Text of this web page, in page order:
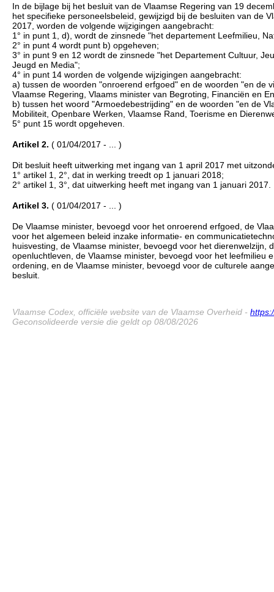
In de bijlage bij het besluit van de Vlaamse Regering van 19
het specifieke personeelsbeleid, gewijzigd bij de besluiten van de
2017, worden de volgende wijzigingen aangebracht:
1° in punt 1, d), wordt de zinsnede "het departement Leefmilieu,
2° in punt 4 wordt punt b) opgeheven;
3° in punt 9 en 12 wordt de zinsnede "het Departement Cultuur,
Jeugd en Media";
4° in punt 14 worden de volgende wijzigingen aangebracht:
a) tussen de woorden "onroerend erfgoed" en de woorden "en de
Vlaamse Regering, Vlaams minister van Begroting, Financiën en
b) tussen het woord "Armoedebestrijding" en de woorden "en de
Mobiliteit, Openbare Werken, Vlaamse Rand, Toerisme en
5° punt 15 wordt opgeheven.
Artikel 2. ( 01/04/2017 - ... )
Dit besluit heeft uitwerking met ingang van 1 april 2017 met
1° artikel 1, 2°, dat in werking treedt op 1 januari 2018;
2° artikel 1, 3°, dat uitwerking heeft met ingang van 1 januari 2017.
Artikel 3. ( 01/04/2017 - ... )
De Vlaamse minister, bevoegd voor het onroerend erfgoed, de
voor het algemeen beleid inzake informatie- en
huisvesting, de Vlaamse minister, bevoegd voor het
openluchtleven, de Vlaamse minister, bevoegd voor het
ordening, en de Vlaamse minister, bevoegd voor de culturele
besluit.
Vlaamse Codex, officiële website van de Vlaamse Overheid -
Geconsolideerde versie die geldt op 08/08/2026